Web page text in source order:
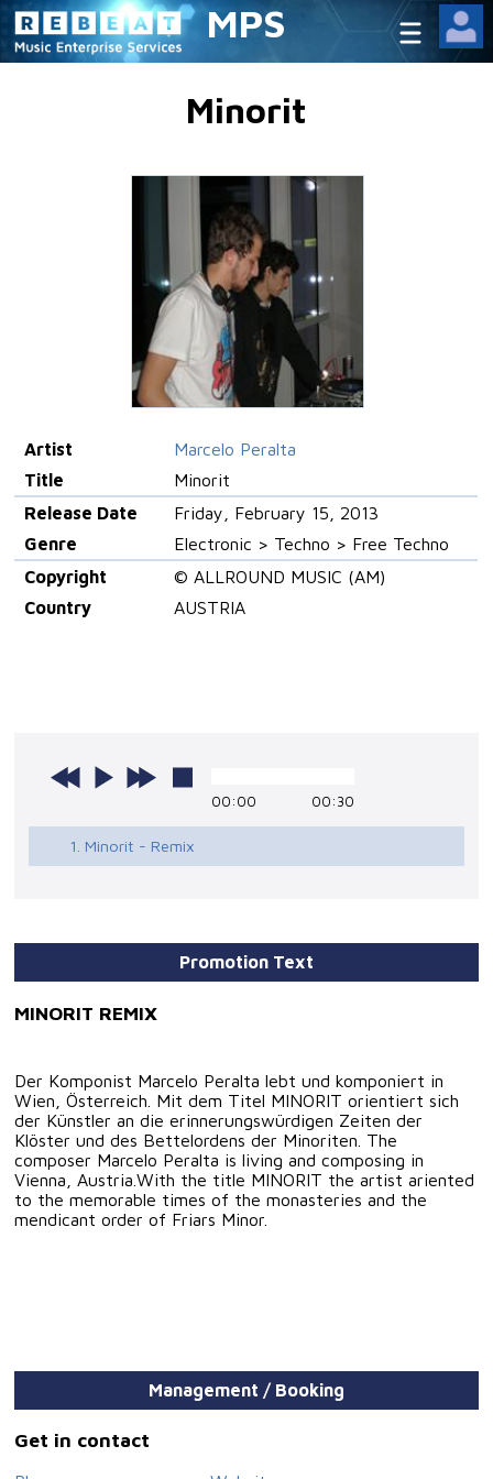
MPS
Minorit
Artist
Marcelo Peralta
Title
Minorit
Release Date
Friday, February 15, 2013
Genre
Electronic > Techno > Free Techno
Copyright
© ALLROUND MUSIC (AM)
Country
AUSTRIA
00:00 00:30
1. Minorit - Remix
Promotion Text
MINORIT REMIX
Der Komponist Marcelo Peralta lebt und komponiert in
Wien, Österreich. Mit dem Titel MINORIT orientiert sich
der Künstler an die erinnerungswürdigen Zeiten der
Klöster und des Bettelordens der Minoriten. The
composer Marcelo Peralta is living and composing in
Vienna, Austria.With the title MINORIT the artist ariented
to the memorable times of the monasteries and the
mendicant order of Friars Minor.
Management / Booking
Get in contact